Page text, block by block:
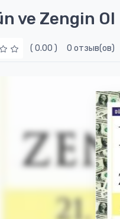
ve Zengin Ol
( 0.00 ) 0 отзыв(ов)